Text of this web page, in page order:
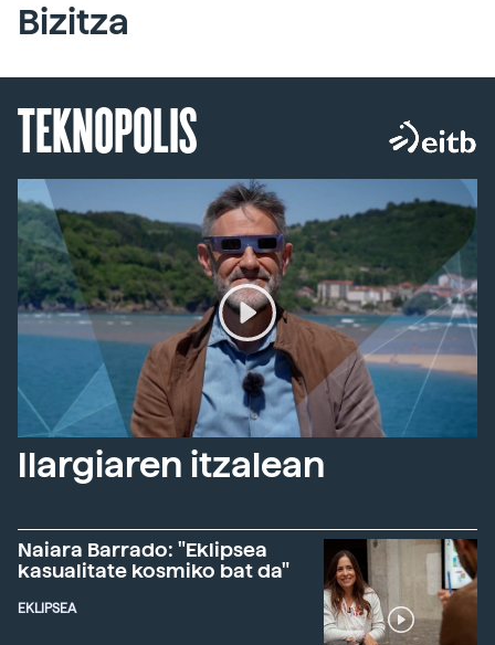
Bizitza
TEKNOPOLIS
Ilargiaren itzalean
Naiara Barrado: "Eklipsea
kasualitate kosmiko bat da"
EKLIPSEA